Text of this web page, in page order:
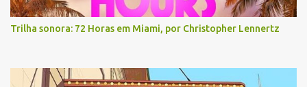
Trilha sonora: 72 Horas em Miami, por Christopher Lennertz